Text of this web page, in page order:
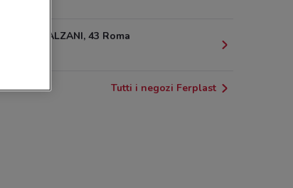
VIA UGO BALZANI, 43 Roma
Tutti i negozi Ferplast